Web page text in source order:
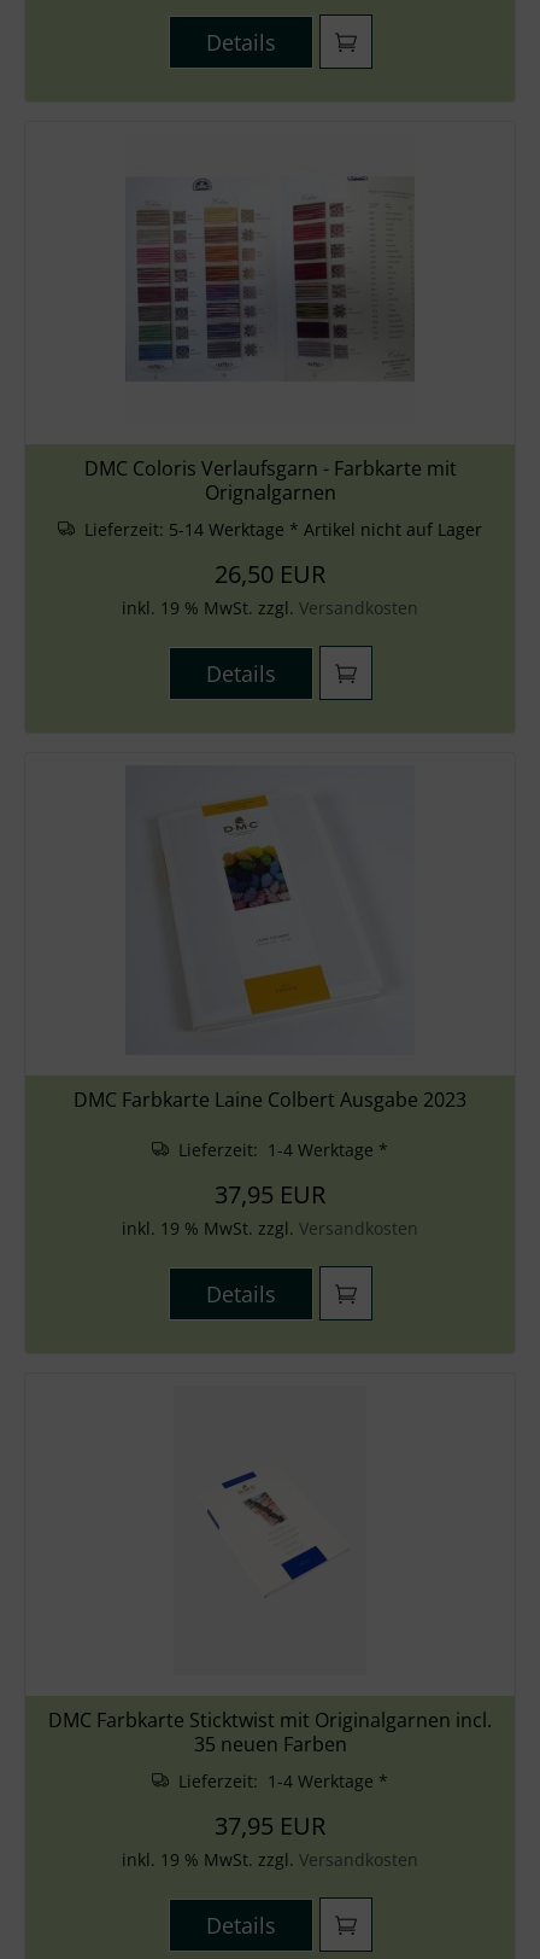
Details
DMC Coloris Verlaufsgarn - Farbkarte mit
Orignalgarnen
Lieferzeit: 5-14 Werktage * Artikel nicht auf Lager
26,50 EUR
inkl. 19 % MwSt. zzgl. Versandkosten
Details
DMC Farbkarte Laine Colbert Ausgabe 2023
Lieferzeit: 1-4 Werktage *
37,95 EUR
inkl. 19 % MwSt. zzgl. Versandkosten
Details
DMC Farbkarte Sticktwist mit Originalgarnen incl.
35 neuen Farben
Lieferzeit: 1-4 Werktage *
37,95 EUR
inkl. 19 % MwSt. zzgl. Versandkosten
Details